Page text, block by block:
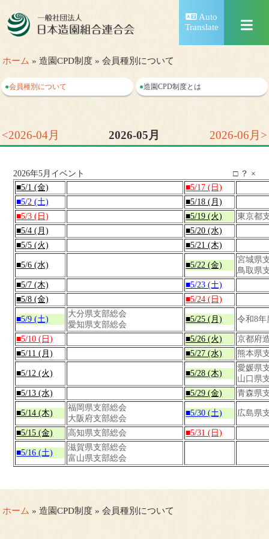
Auto
Translate
ホーム » 造園CPD制度 » 会員種別について
●会員種別について ●造園CPD制度とは
<2026-04月 2026-05月 2026-06月>
□ ？ ×
2026年5月イベント
■5/1 (金)
■5/17 (日)
■5/2 (土)
■5/18 (月)
■5/3 (日)
■5/19 (火)
東京都
■5/4 (月)
■5/20 (水)
■5/5 (火)
■5/21 (木)
■5/6 (水) ■5/22 (金)
宮城県
鳥取県
■5/7 (木)
■5/23 (土)
■5/8 (金)
■5/24 (日)
■5/9 (土)
大分県支部総会
愛知県支部総会
■5/25 (月) 令和8
■5/10 (日) ■5/26 (火)
京都府
■5/11 (月)
■5/27 (水) 熊本県
■5/12 (火) ■5/28 (木)
愛媛県
山口県
■5/13 (水)
■5/29 (金) 青森県
■5/14 (木)
福岡県支部総会
大阪府支部総会
■5/30 (土) 広島県
■5/15 (金) 高知県支部総会 ■5/31 (日)
■5/16 (土)
滋賀県支部総会
富山県支部総会
ホーム » 造園CPD制度 » 会員種別について